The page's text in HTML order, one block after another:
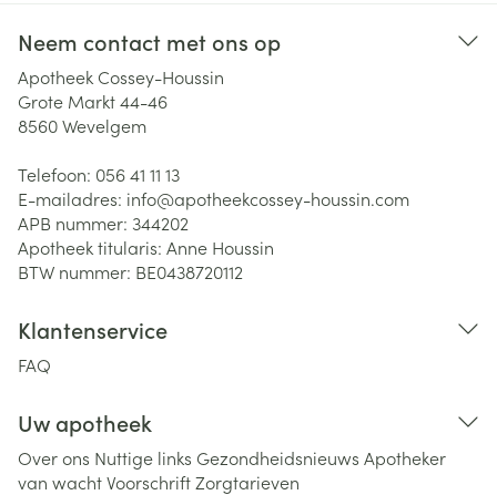
Neem contact met ons op
Apotheek Cossey-Houssin
Grote Markt 44-46
8560Wevelgem
Telefoon: 056 41 11 13
E-mailadres: info@apotheekcossey-houssin.com
APB nummer: 344202
Apotheek titularis: Anne Houssin
BTW nummer: BE0438720112
Klantenservice
FAQ
Uw apotheek
Over ons Nuttige links Gezondheidsnieuws Apotheker
van wachtVoorschriftZorgtarieven